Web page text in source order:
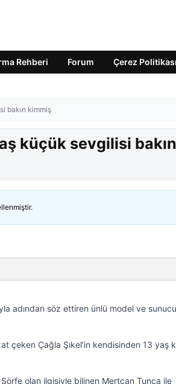
Rehberi Forum Çerez Politikası
bakın kimmiş
küçük sevgilisi bakın
adından söz ettiren ünlü model ve sunucu
çeken Çağla Şıkel’in kendisinden 13 yaş
olan ilgisiyle bilinen Mertcan Tunca ile